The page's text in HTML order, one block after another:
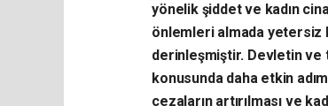
yönelik şiddet ve kadın
önlemleri almada yetersiz
derinleşmiştir. Devletin ve
konusunda daha etkin
cezaların artırılması ve